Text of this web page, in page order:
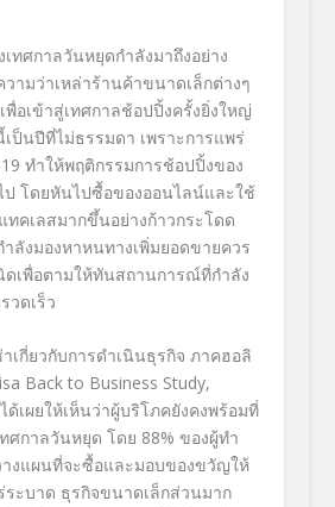
ทศกาลวันหยุดกำลังมาถึงอย่าง
วามว่าเหล่าร้านค้าขนาดเล็กต่างๆ
พื่อเข้าสู่เทศกาลช้อปปิ้งครั้งยิ่งใหญ่
ป็นปีที่ไม่ธรรมดา เพราะการแพร่
ทำให้พฤติกรรมการช้อปปิ้งของ
ป โดยหันไปซื้อของออนไลน์และใช้
คเลสมากขึ้นอย่างก้าวกระโดด
ลังมองหาหนทางเพิ่มยอดขายควร
ดเพื่อตามให้ทันสถานการณ์ที่กำลัง
วดเร็ว
เกี่ยวกับการดำเนินธุรกิจ ภาคฮอลิ
Back to Business Study,
ด้เผยให้เห็นว่าผู้บริโภคยังคงพร้อมที่
ศกาลวันหยุด โดย 88% ของผู้ทำ
างแผนที่จะซื้อและมอบของขวัญให้
ะบาด ธุรกิจขนาดเล็กส่วนมาก